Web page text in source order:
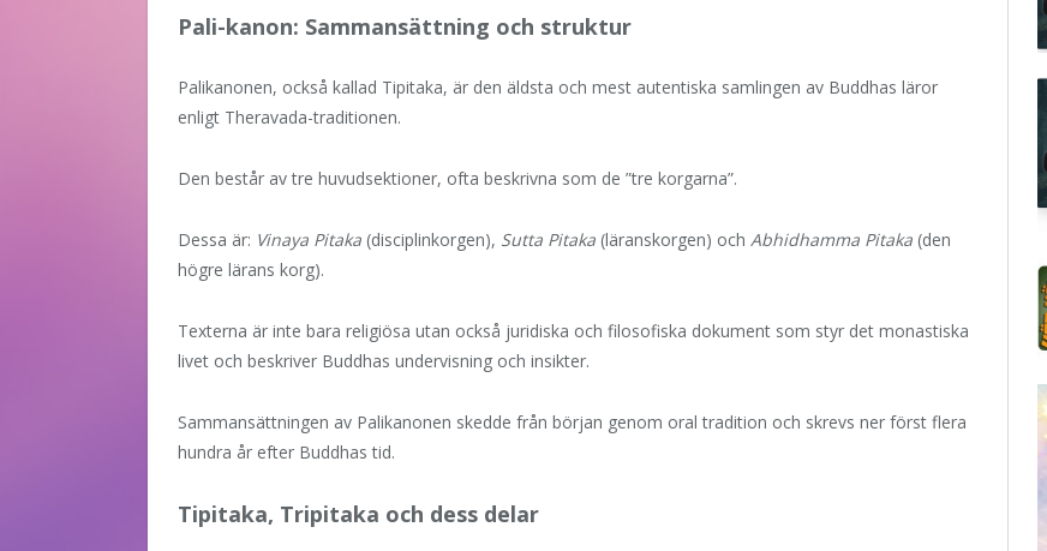
Pali-kanon: Sammansättning och struktur
Palikanonen, också kallad Tipitaka, är den äldsta och mest autentiska samlingen av Buddhas läror
enligt Theravada-traditionen.
Den består av tre huvudsektioner, ofta beskrivna som de ”tre korgarna”.
Dessa är: Vinaya Pitaka (disciplinkorgen), Sutta Pitaka (läranskorgen) och Abhidhamma Pitaka (den
högre lärans korg).
Texterna är inte bara religiösa utan också juridiska och filosofiska dokument som styr det monastiska
livet och beskriver Buddhas undervisning och insikter.
Sammansättningen av Palikanonen skedde från början genom oral tradition och skrevs ner först flera
hundra år efter Buddhas tid.
Tipitaka, Tripitaka och dess delar